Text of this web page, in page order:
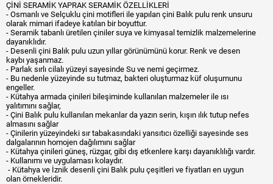
ÇİNİ SERAMİK YAPRAK SERAMİK ÖZELLİKLERİ
- Osmanlı ve Selçuklu çini motifleri ile yapılan çini Balık pulu renk unsuru
olarak mimari ifadeye katılan bir boyuttur.
- Seramik tabanlı üretilen çiniler suya ve kimyasal temizlik malzemelerine
dayanıklıdır.
- Desenli çini Balık pulu uzun yıllar görünümünü korur. Renk ve desen
kaybı yaşanmaz.
- Parlak sırlı cilalı yüzeyi sayesinde Su ve nemi geçirmez.
- Bu nedenle yüzeyinde su tutmaz, bakteri oluşturmaz küf oluşumunu
engeller.
- Kütahya armada çinileri bileşiminde kullanılan malzemeler ile ısı
yalıtımını sağlar,
- Çini Balık pulu kullanılan mekanlar da yazın serin, kışın ılık tutup nefes
almasını sağlar
- Çinilerin yüzeyindeki sır tabakasındaki yansıtıcı özelliği sayesinde ses
dalgalarının homojen dağılımını sağlar
- Kütahya çinileri güneş, rüzgar, gibi dış etkenlere karşı dayanıklılığı vardır.
- Kullanımı ve uygulaması kolaydır.
- Kütahya ve İznik desenli çini Balık pulu çeşitleri ve fiyatları en uygun
olan örnekleridir.